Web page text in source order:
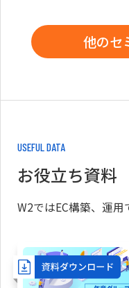
他のセ
USEFUL DATA
お役立ち資料
W2ではEC構築、運用